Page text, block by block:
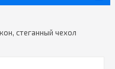
стеганный чехол